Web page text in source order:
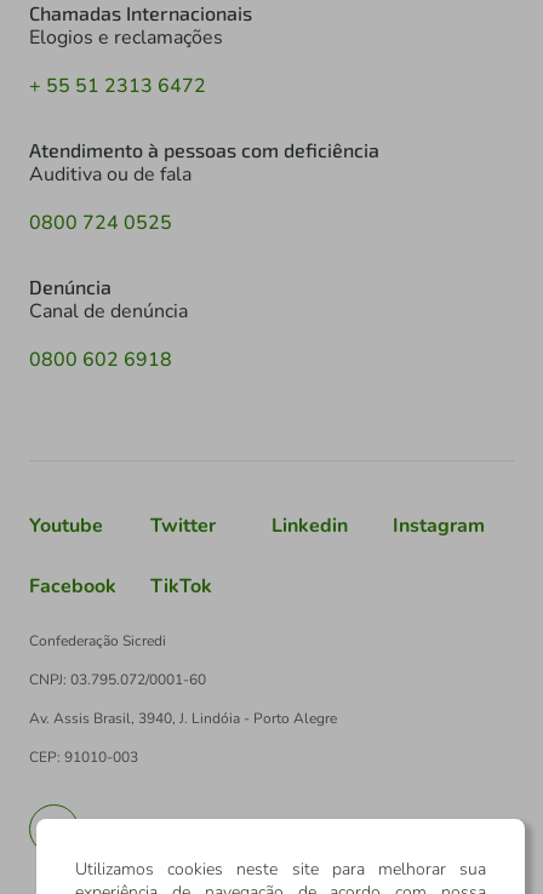
Chamadas Internacionais
Elogios e reclamações
+ 55 51 2313 6472
Atendimento à pessoas com deficiência
Auditiva ou de fala
0800 724 0525
Denúncia
Canal de denúncia
0800 602 6918
Youtube Twitter Linkedin Instagram
Facebook TikTok
Confederação Sicredi
CNPJ: 03.795.072/0001-60
Av. Assis Brasil, 3940, J. Lindóia - Porto Alegre
CEP: 91010-003
Utilizamos cookies neste site para melhorar sua